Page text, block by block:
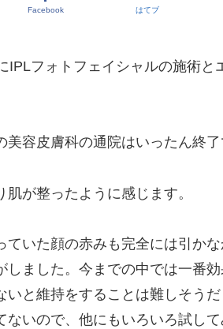
Facebook はてブ
IPLフォトフェイシャルの施術と
美容皮膚科の通院はいったん終了
肌が整ったように感じます。
ていた顔の赤みも完全には引か
しました。今までの中では一番
いと維持をすることは難しそうだ
ないので、他にもいろいろ試して